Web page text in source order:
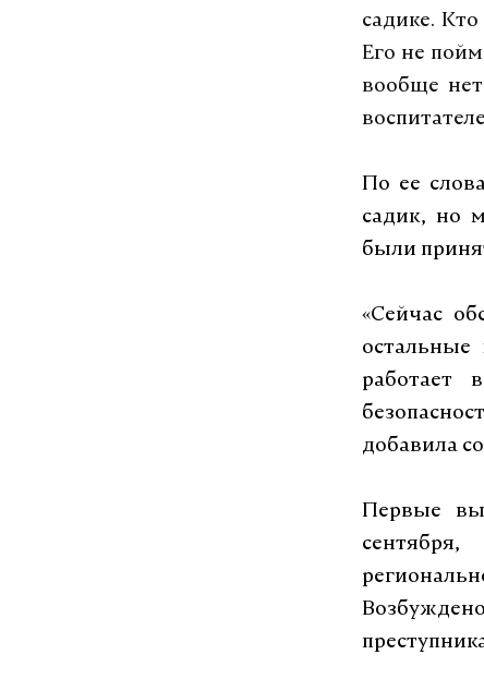
садике.
Его не
вообще
По ее
садик, но
были
«Сейчас
работает
добавила
Первые